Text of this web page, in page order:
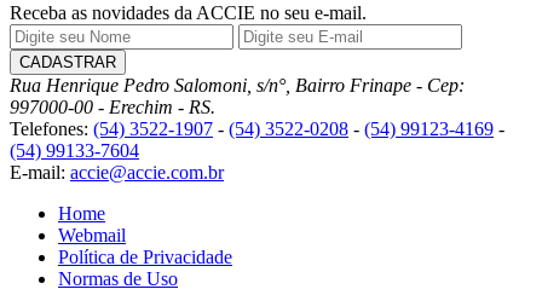
Receba as novidades da ACCIE no seu e-mail.
Rua Henrique Pedro Salomoni, s/n°, Bairro Frinape - Cep:
997000-00 - Erechim - RS.
Telefones: (54) 3522-1907 - (54) 3522-0208 - (54) 99123-4169 -
(54) 99133-7604
E-mail: accie@accie.com.br
Home
Webmail
Política de Privacidade
Normas de Uso